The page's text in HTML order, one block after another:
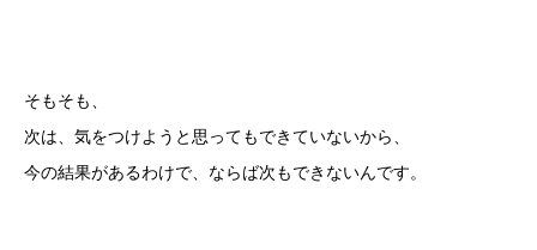
そもそも、
次は、気をつけようと思ってもできていないから、
今の結果があるわけで、ならば次もできないんです。